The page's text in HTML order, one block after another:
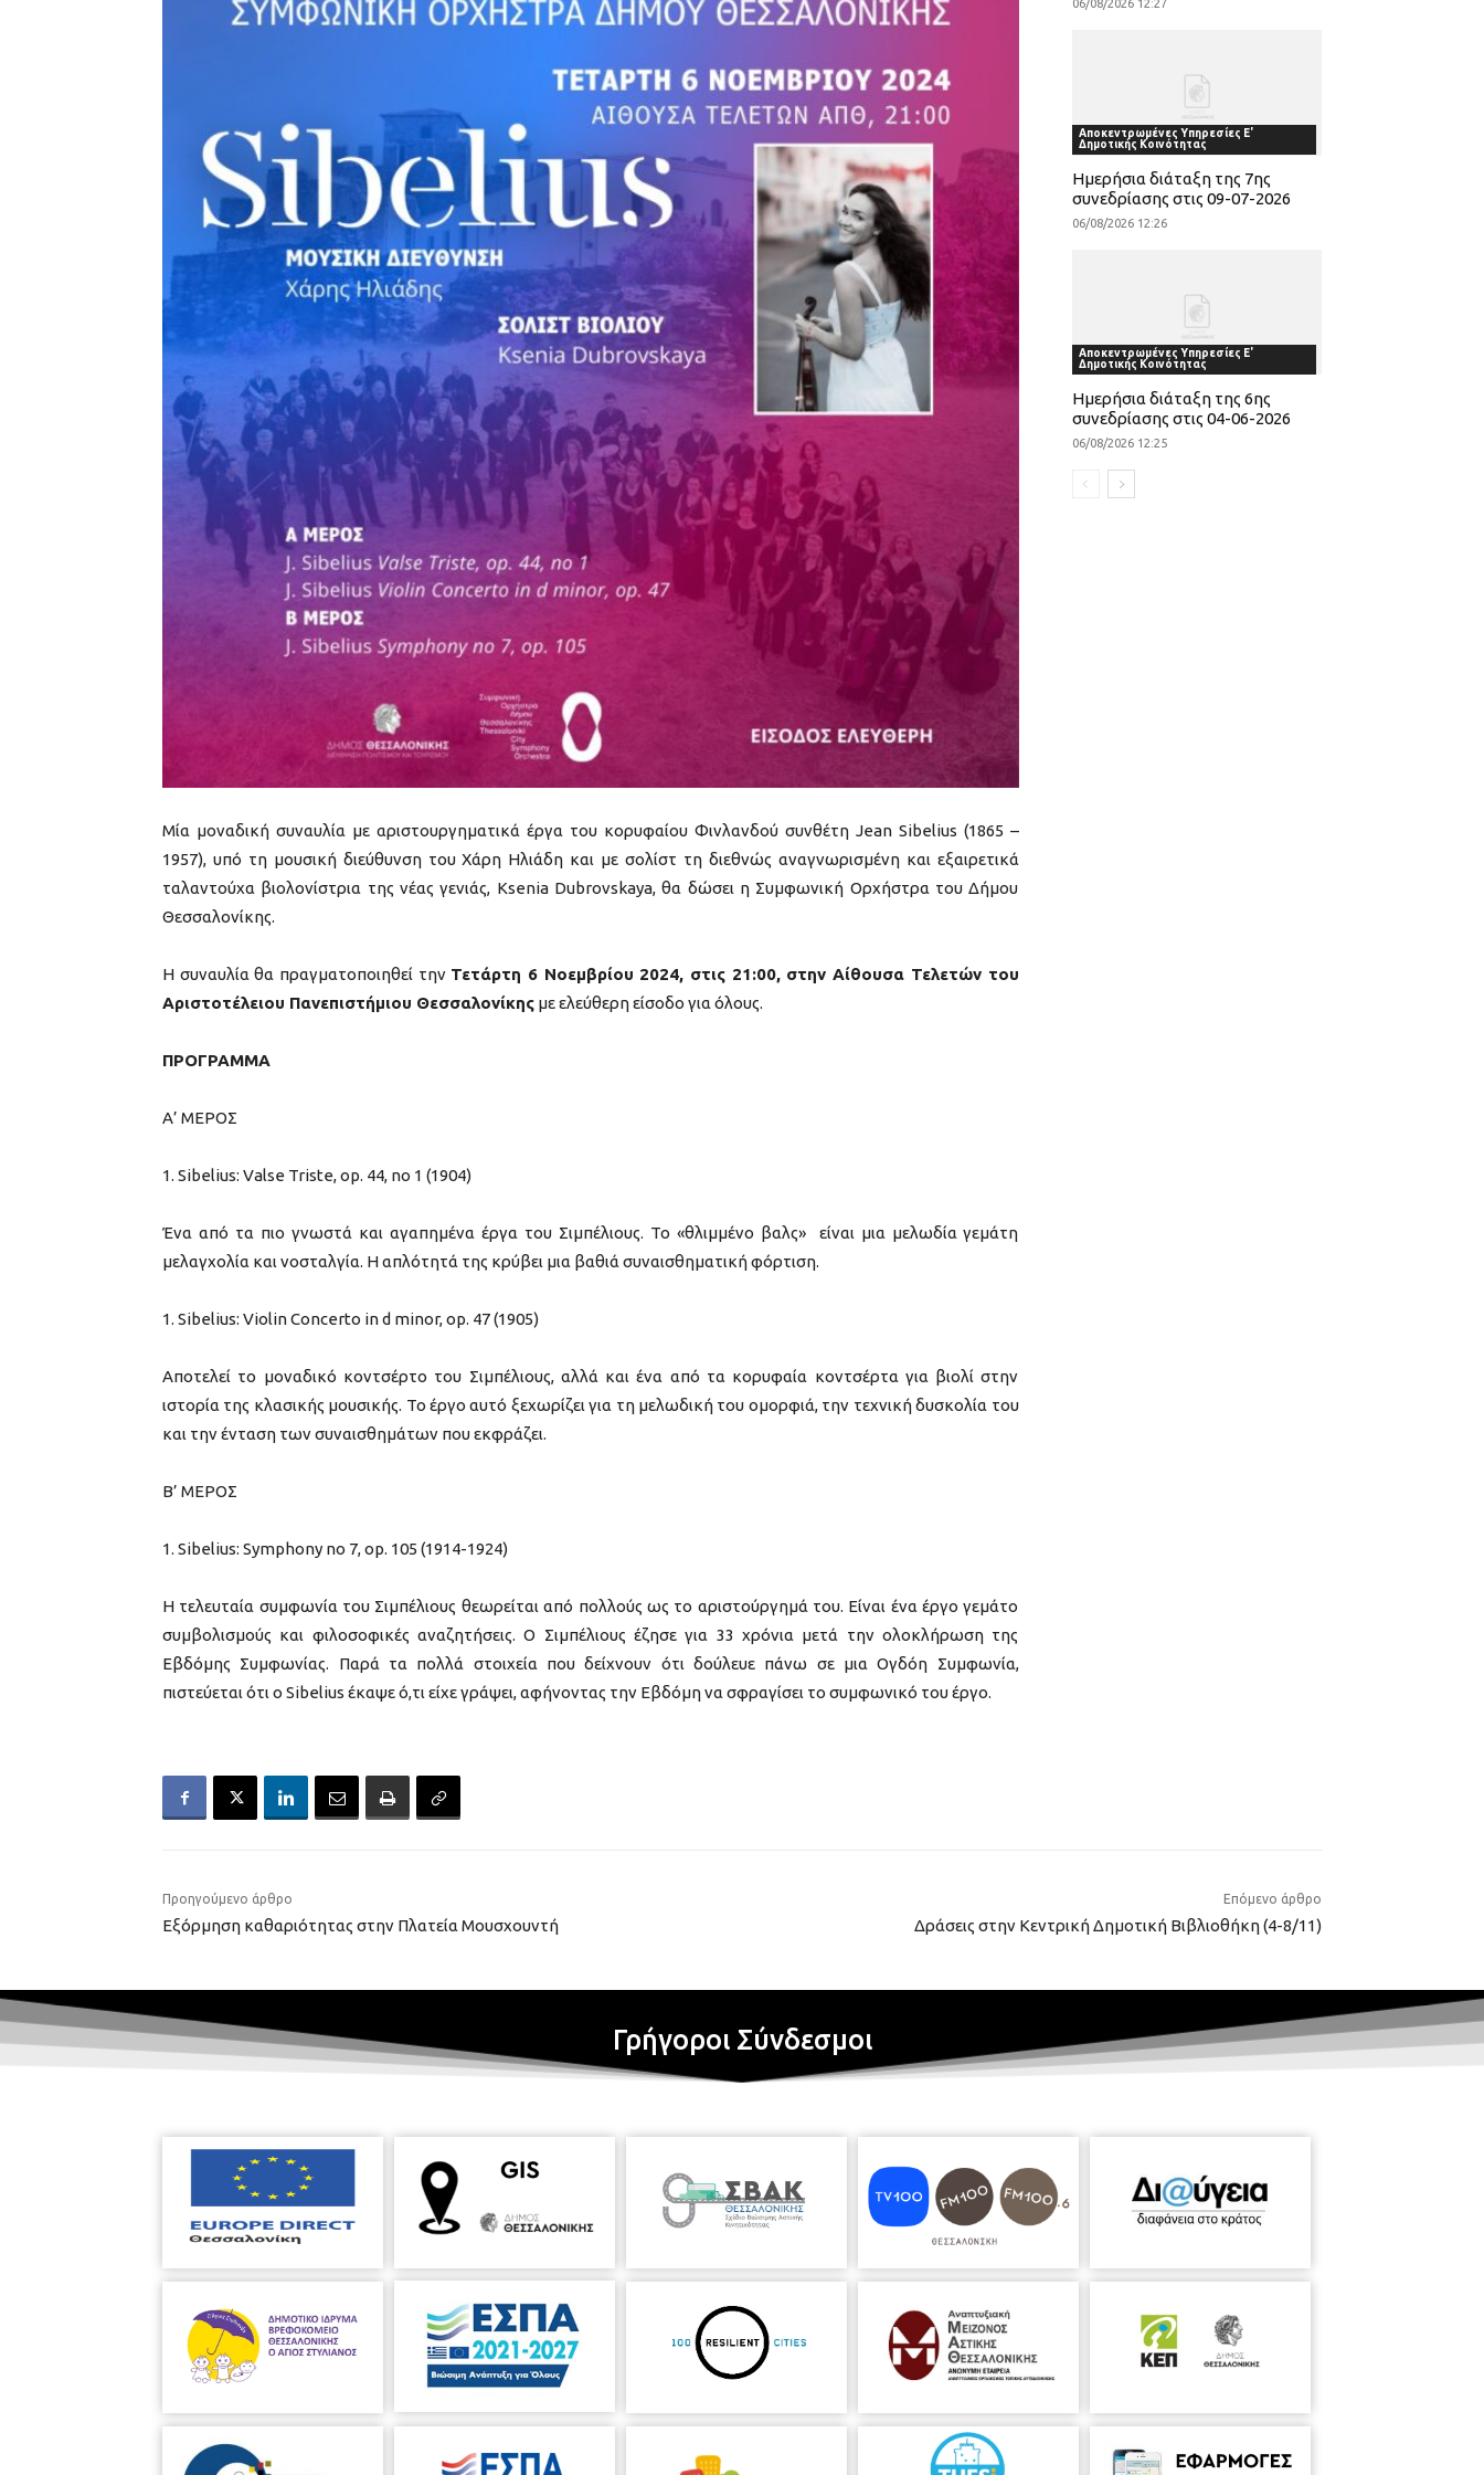
Μία μοναδική συναυλία με αριστουργηματικά έργα του κορυφαίου Φινλανδού συνθέτη Jean Sibelius (1865 –
1957), υπό τη μουσική διεύθυνση του Χάρη Ηλιάδη και με σολίστ τη διεθνώς αναγνωρισμένη και εξαιρετικά
ταλαντούχα βιολονίστρια της νέας γενιάς, Ksenia Dubrovskaya, θα δώσει η Συμφωνική Ορχήστρα του Δήμου
Θεσσαλονίκης.
Η συναυλία θα πραγματοποιηθεί την Τετάρτη 6 Νοεμβρίου 2024, στις 21:00, στην Αίθουσα Τελετών του
Αριστοτέλειου Πανεπιστήμιου Θεσσαλονίκης με ελεύθερη είσοδο για όλους.
ΠΡΟΓΡΑΜΜΑ
Α’ ΜΕΡΟΣ
Sibelius: Valse Triste, op. 44, no 1 (1904)
Ένα από τα πιο γνωστά και αγαπημένα έργα του Σιμπέλιους. Το «θλιμμένο βαλς» είναι μια μελωδία γεμάτη
μελαγχολία και νοσταλγία. Η απλότητά της κρύβει μια βαθιά συναισθηματική φόρτιση.
Sibelius: Violin Concerto in d minor, op. 47 (1905)
Αποτελεί το μοναδικό κοντσέρτο του Σιμπέλιους, αλλά και ένα από τα κορυφαία κοντσέρτα για βιολί στην
ιστορία της κλασικής μουσικής. Το έργο αυτό ξεχωρίζει για τη μελωδική του ομορφιά, την τεχνική δυσκολία του
και την ένταση των συναισθημάτων που εκφράζει.
Β’ ΜΕΡΟΣ
Sibelius: Symphony no 7, op. 105 (1914-1924)
Η τελευταία συμφωνία του Σιμπέλιους θεωρείται από πολλούς ως το αριστούργημά του. Είναι ένα έργο γεμάτο
συμβολισμούς και φιλοσοφικές αναζητήσεις. Ο Σιμπέλιους έζησε για 33 χρόνια μετά την ολοκλήρωση της
Εβδόμης Συμφωνίας. Παρά τα πολλά στοιχεία που δείχνουν ότι δούλευε πάνω σε μια Ογδόη Συμφωνία,
πιστεύεται ότι ο Sibelius έκαψε ό,τι είχε γράψει, αφήνοντας την Εβδόμη να σφραγίσει το συμφωνικό του έργο.
06/08/2026 12:27
Αποκεντρωμένες Υπηρεσίες Ε'
Δημοτικής Κοινότητας
Ημερήσια διάταξη της 7ης
συνεδρίασης στις 09-07-2026
06/08/2026 12:26
Αποκεντρωμένες Υπηρεσίες Ε'
Δημοτικής Κοινότητας
Ημερήσια διάταξη της 6ης
συνεδρίασης στις 04-06-2026
06/08/2026 12:25
Προηγούμενο άρθρο
Εξόρμηση καθαριότητας στην Πλατεία Μουσχουντή
Επόμενο άρθρο
Δράσεις στην Κεντρική Δημοτική Βιβλιοθήκη (4-8/11)
Γρήγοροι Σύνδεσμοι